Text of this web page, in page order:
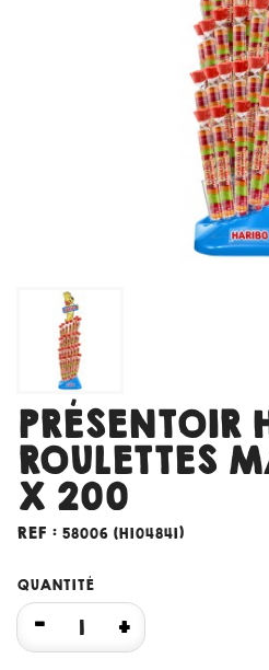
PRÉSENTOIR
ROULETTES
X 200
REF : 58006 (H104841)
QUANTITÉ